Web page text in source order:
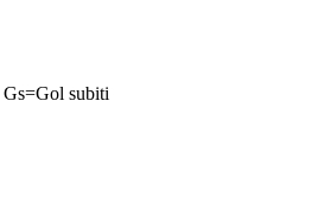
Gs=Gol subiti